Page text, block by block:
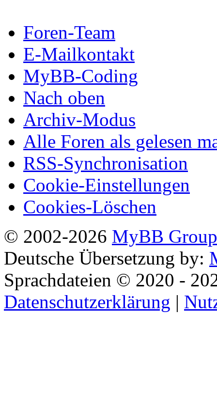
Foren-Team
E-Mailkontakt
MyBB-Coding
Nach oben
Archiv-Modus
Alle Foren als gelesen
RSS-Synchronisation
Cookie-Einstellungen
Cookies-Löschen
© 2002-2026 MyBB Group
Deutsche Übersetzung by:
Sprachdateien © 2020 -
Datenschutzerklärung |